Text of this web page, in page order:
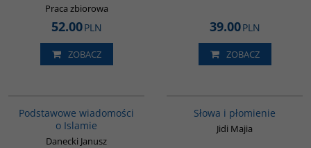
Praca zbiorowa
52.00PLN
ZOBACZ
39.00PLN
ZOBACZ
Podstawowe wiadomości
o Islamie
Danecki Janusz
Słowa i płomienie
Jidi Majia